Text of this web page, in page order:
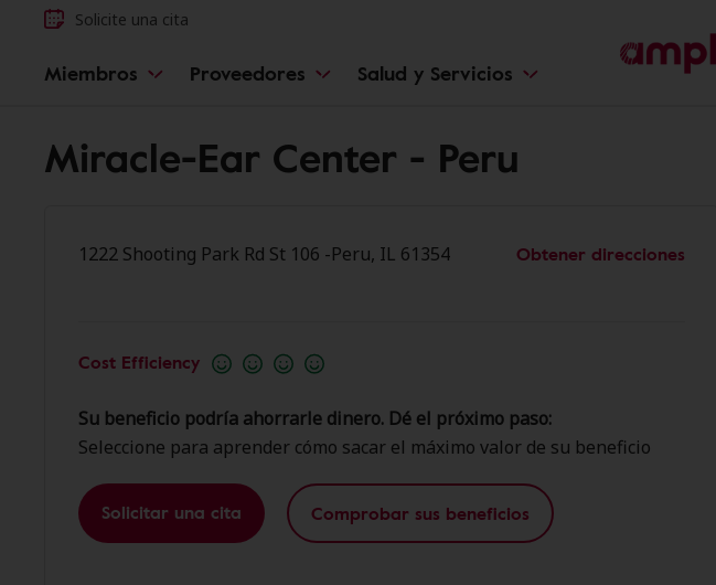
Solicite una cita
Miembros Proveedores Salud y Servicios
Miracle-Ear Center - Peru
1222 Shooting Park Rd St 106 -Peru, IL 61354 Obtener direcciones
Cost Efficiency
Su beneficio podría ahorrarle dinero. Dé el próximo paso:
Seleccione para aprender cómo sacar el máximo valor de su beneficio
Solicitar una cita Comprobar sus beneficios